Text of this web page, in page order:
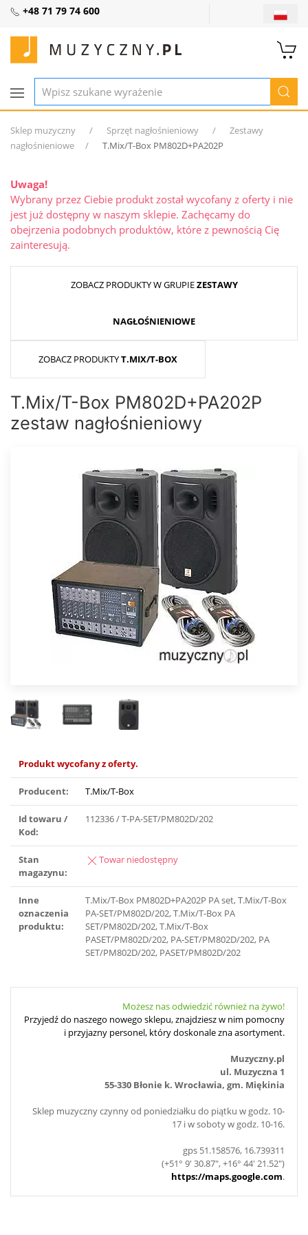
+48 71 79 74 600
Sklep muzyczny Sprzęt nagłośnieniowy
Zestawy
nagłośnieniowe
T.Mix/T-Box PM802D+PA202P
Uwaga!
Wybrany przez Ciebie produkt został wycofany z oferty i nie
jest już dostępny w naszym sklepie. Zachęcamy do
obejrzenia podobnych produktów, które z pewnością Cię
zainteresują.
ZOBACZ PRODUKTY W GRUPIEZESTAWY
NAGŁOŚNIENIOWE
ZOBACZ PRODUKTYT.MIX/T-BOX
T.Mix/T-Box PM802D+PA202P
zestaw nagłośnieniowy
Produkt wycofany z oferty.
Producent: T.Mix/T-Box
Id towaru /
Kod:
112336 / T-PA-SET/PM802D/202
Stan
magazynu:
Towar niedostępny
Inne
oznaczenia
produktu:
T.Mix/T-Box PM802D+PA202P PA set, T.Mix/T-Box
PA-SET/PM802D/202, T.Mix/T-Box PA
SET/PM802D/202, T.Mix/T-Box
PASET/PM802D/202, PA-SET/PM802D/202, PA
SET/PM802D/202, PASET/PM802D/202
Możesz nas odwiedzić również na żywo!
Przyjedź do naszego nowego sklepu, znajdziesz w nim pomocny
i przyjazny personel, który doskonale zna asortyment.
Muzyczny.pl
ul. Muzyczna 1
55-330 Błonie k. Wrocławia, gm. Miękinia
Sklep muzyczny czynny od poniedziałku do piątku w godz. 10-
17 i w soboty w godz. 10-16.
gps 51.158576, 16.739311
(+51° 9' 30.87", +16° 44' 21.52")
https://maps.google.com.